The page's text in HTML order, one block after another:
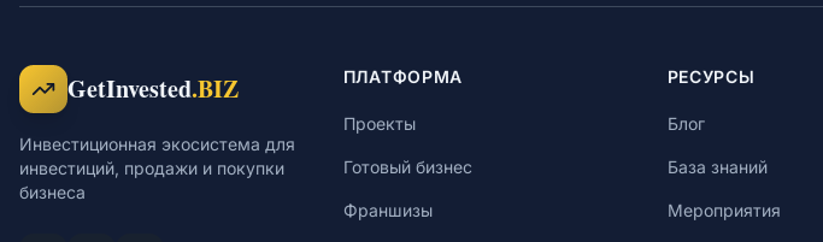
GetInvested.BIZ
Инвестиционная экосистема для
инвестиций, продажи и покупки
бизнеса
ПЛАТФОРМА
Проекты
Готовый бизнес
Франшизы
РЕСУРСЫ
Блог
База знаний
Мероприятия